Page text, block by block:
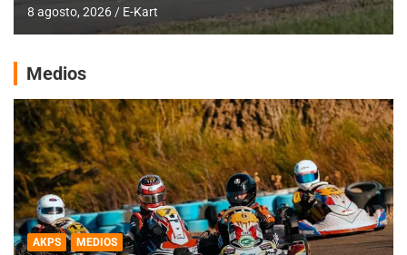
8 agosto, 2026 E-Kart
Medios
AKPS MEDIOS